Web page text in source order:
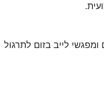
לייב בזום לתרגול